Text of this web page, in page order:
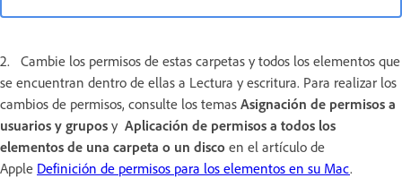
2. Cambie los permisos de estas carpetas y todos los elementos que
se encuentran dentro de ellas a Lectura y escritura. Para realizar los
cambios de permisos, consulte los temas Asignación de permisos a
usuarios y grupos y Aplicación de permisos a todos los
elementos de una carpeta o un disco en el artículo de
Apple Definición de permisos para los elementos en su Mac.